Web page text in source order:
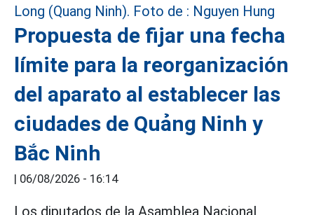
Propuesta de fijar una fecha
límite para la reorganización
del aparato al establecer las
ciudades de Quảng Ninh y
Bắc Ninh
| 06/08/2026 - 16:14
Los diputados de la Asamblea Nacional